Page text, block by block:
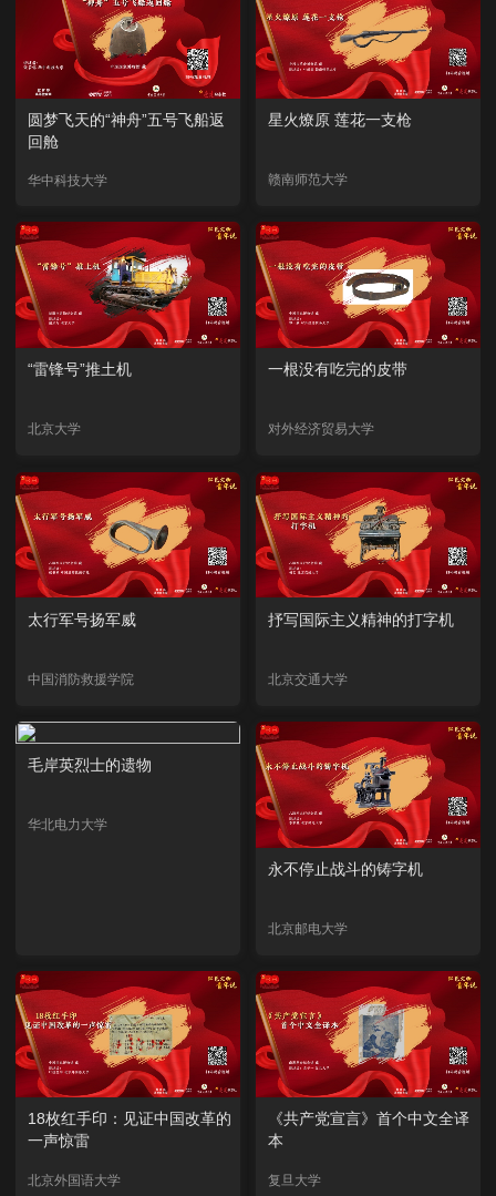
圆梦飞天的“神舟”五号飞船返
回舱
华中科技大学
星火燎原 莲花一支枪
赣南师范大学
“雷锋号”推土机
北京大学
一根没有吃完的皮带
对外经济贸易大学
太行军号扬军威
中国消防救援学院
抒写国际主义精神的打字机
北京交通大学
毛岸英烈士的遗物
华北电力大学
永不停止战斗的铸字机
北京邮电大学
18枚红手印：见证中国改革的
一声惊雷
北京外国语大学
《共产党宣言》首个中文全译
本
复旦大学